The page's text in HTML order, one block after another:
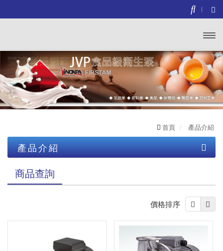
主選
單
首頁 產品介紹
產品介紹
BPE專區
3A 專區
商品查詢
價格排序